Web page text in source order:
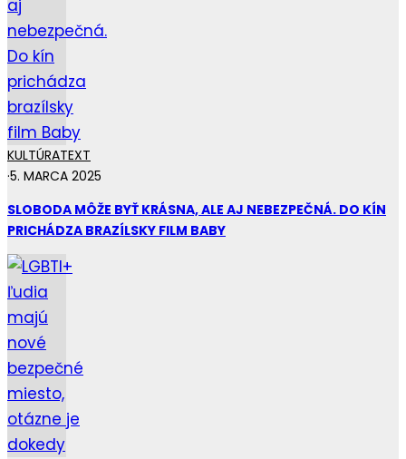
KULTÚRATEXT
·5. MARCA 2025
SLOBODA MÔŽE BYŤ KRÁSNA, ALE AJ NEBEZPEČNÁ. DO KÍN
PRICHÁDZA BRAZÍLSKY FILM BABY